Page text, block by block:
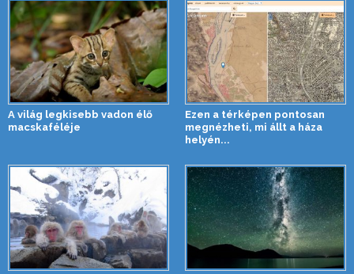
A világ legkisebb vadon élő
macskaféléje
Ezen a térképen pontosan
megnézheti, mi állt a háza
helyén...